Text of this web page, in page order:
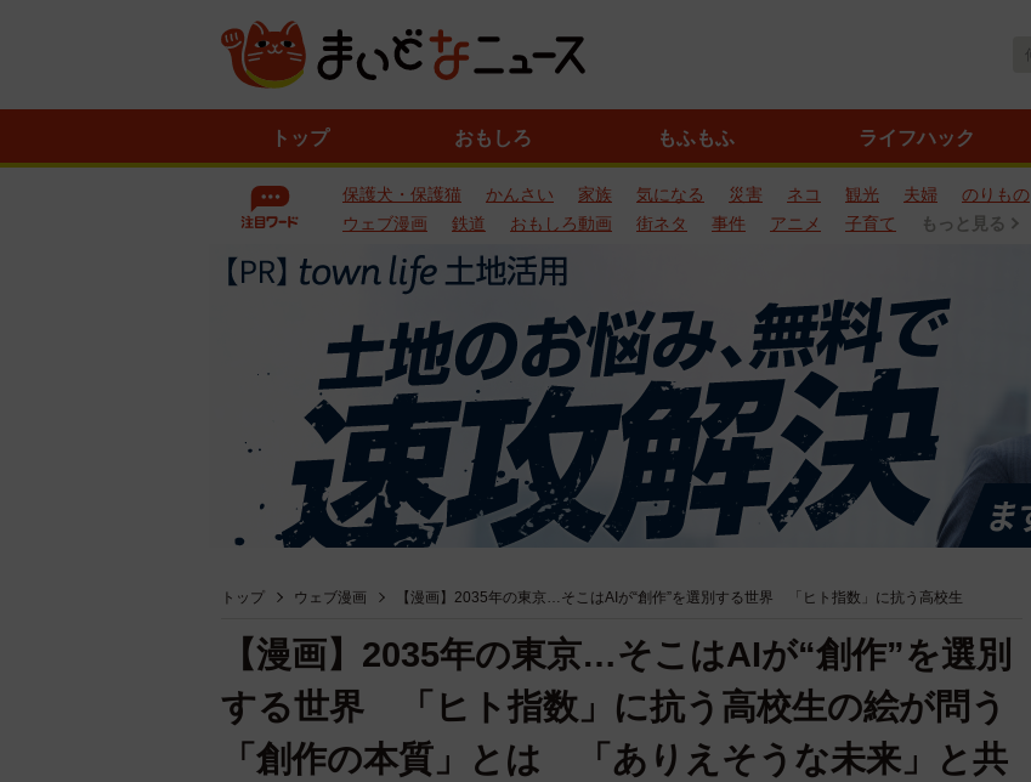
トップ おもしろ もふもふ ライフハック
保護犬・保護猫 かんさい 家族 気になる 災害 ネコ 観光 夫婦 のりもの
ウェブ漫画
鉄道 おもしろ動画 街ネタ 事件 アニメ 子育て もっと見る
トップ ウェブ漫画 【漫画】2035年の東京…そこはAIが“創作”を選別する世界 「ヒト指数」に抗う高校生
【漫画】2035年の東京…そこはAIが“創作”を選別
する世界 「ヒト指数」に抗う高校生の絵が問う
「創作の本質」とは 「ありえそうな未来」と共